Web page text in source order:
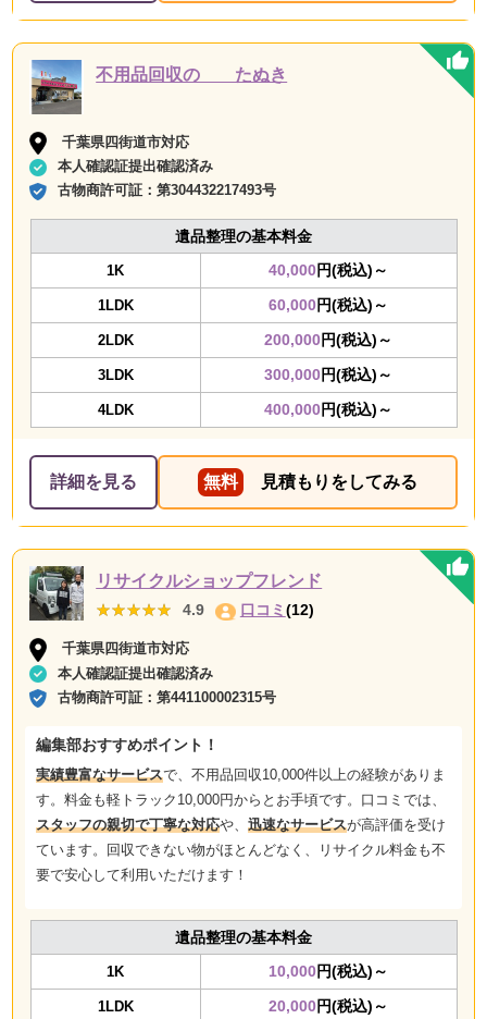
不用品回収の たぬき
千葉県四街道市対応
本人確認証提出確認済み
古物商許可証：第304432217493号
遺品整理の基本料金
1K 40,000円(税込)～
1LDK 60,000円(税込)～
2LDK 200,000円(税込)～
3LDK 300,000円(税込)～
4LDK 400,000円(税込)～
詳細を見る 無料 見積もりをしてみる
リサイクルショップフレンド
★★★★★
★★★★★ 4.9 口コミ(12)
千葉県四街道市対応
本人確認証提出確認済み
古物商許可証：第441100002315号
編集部おすすめポイント！
実績豊富なサービスで、不用品回収10,000件以上の経験がありま
す。料金も軽トラック10,000円からとお手頃です。口コミでは、
スタッフの親切で丁寧な対応や、 迅速なサービスが高評価を受け
ています。回収できない物がほとんどなく、リサイクル料金も不
要で安心して利用いただけます！
遺品整理の基本料金
1K 10,000円(税込)～
1LDK 20,000円(税込)～